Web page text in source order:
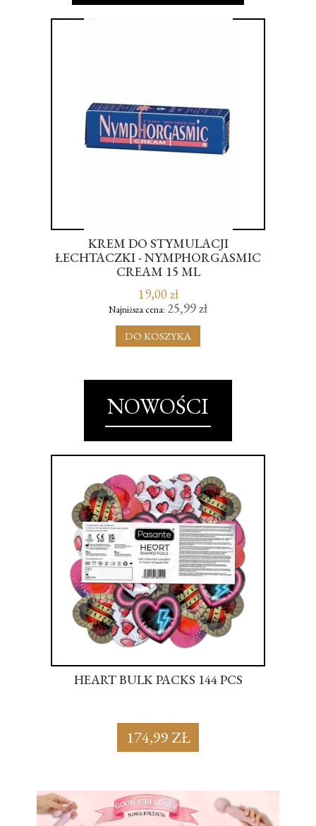
KREM DO STYMULACJI
ŁECHTACZKI - NYMPHORGASMIC
CREAM 15 ML
19,00 zł
Najniższa cena: 25,99 zł
DO KOSZYKA
NOWOŚCI
HEART BULK PACKS 144 PCS
174,99 ZŁ